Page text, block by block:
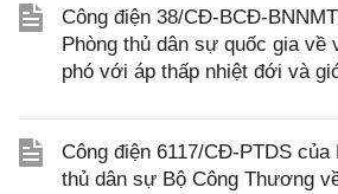
Công điện 38/CĐ-BCĐ-
Phòng thủ dân sự quốc gia về
phó với áp thấp nhiệt đới và
Công điện 6117/CĐ-PTDS của
thủ dân sự Bộ Công Thương